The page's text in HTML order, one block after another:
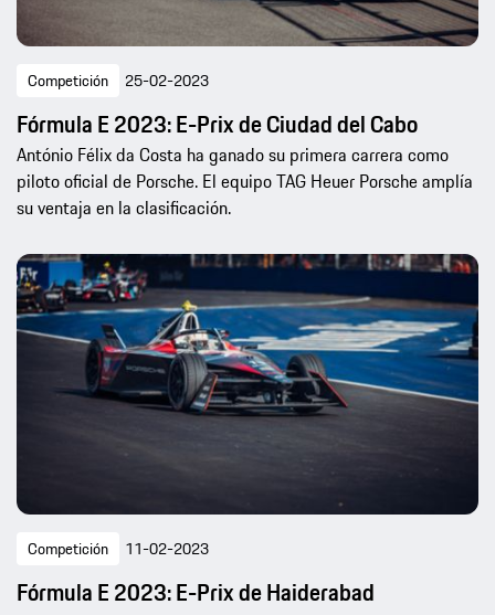
Competición 25-02-2023
Fórmula E 2023: E-Prix de Ciudad del Cabo
António Félix da Costa ha ganado su primera carrera como
piloto oficial de Porsche. El equipo TAG Heuer Porsche amplía
su ventaja en la clasificación.
Competición 11-02-2023
Fórmula E 2023: E-Prix de Haiderabad